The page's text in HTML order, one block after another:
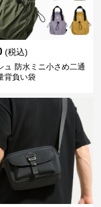
(税込)
ュ 防水ミニ小さめ二通
背負い袋